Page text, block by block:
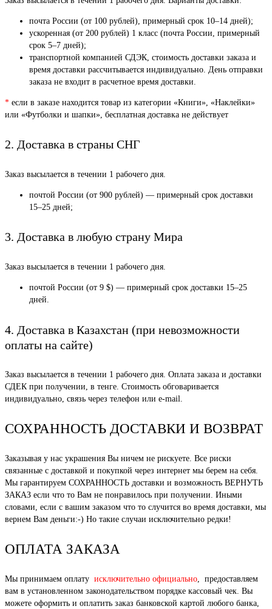
почта России (от 100 рублей), примерный срок 10–14 дней);
ускоренная (от 200 рублей) 1 класс (почта России, примерный
срок 5–7 дней);
транспортной компанией СДЭК, стоимость доставки заказа и
время доставки рассчитывается индивидуально. День отправки
заказа не входит в расчетное время доставки.
* если в заказе находится товар из категории «Книги», «Наклейки»
или «Футболки и шапки», бесплатная доставка не действует
2. Доставка в страны СНГ
Заказ высылается в течении 1 рабочего дня.
почтой России (от 900 рублей) — примерный срок доставки
15–25 дней;
3. Доставка в любую страну Мира
Заказ высылается в течении 1 рабочего дня.
почтой России (от 9 $) — примерный срок доставки 15–25
дней.
4. Доставка в Казахстан (при невозможности
оплаты на сайте)
Заказ высылается в течении 1 рабочего дня. Оплата заказа и доставки
СДЕК при получении, в тенге. Стоимость обговаривается
индивидуально, связь через телефон или e-mail.
СОХРАННОСТЬ ДОСТАВКИ И ВОЗВРАТ
Заказывая у нас украшения Вы ничем не рискуете. Все риски
связанные с доставкой и покупкой через интернет мы берем на себя.
Мы гарантируем СОХРАННОСТЬ доставки и возможность ВЕРНУТЬ
ЗАКАЗ если что то Вам не понравилось при получении. Иными
словами, если с вашим заказом что то случится во время доставки, мы
вернем Вам деньги:-) Но такие случаи исключительно редки!
ОПЛАТА ЗАКАЗА
Мы принимаем оплату исключительно официально, предоставляем
вам в установленном законодательством порядке кассовый чек. Вы
можете оформить и оплатить заказ банковской картой любого банка,